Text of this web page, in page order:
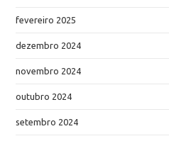
fevereiro 2025
dezembro 2024
novembro 2024
outubro 2024
setembro 2024